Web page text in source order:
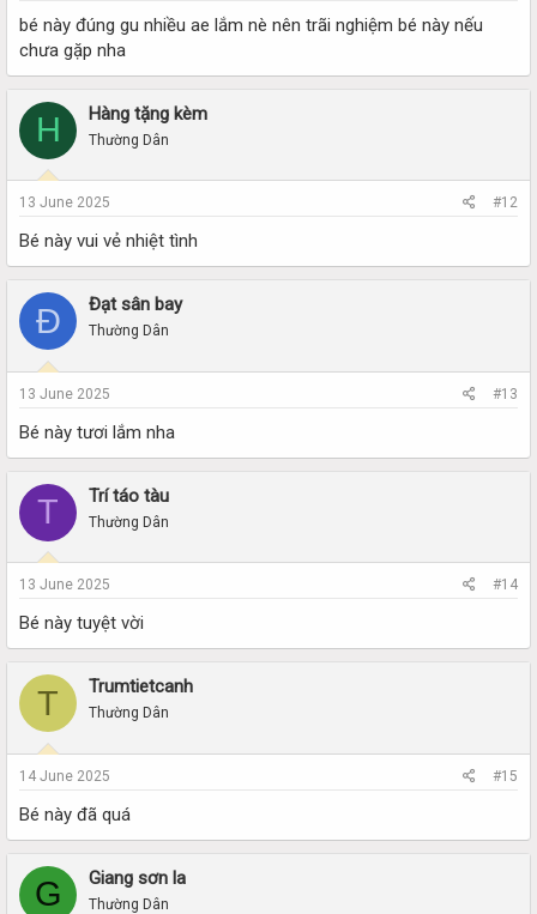
bé này đúng gu nhiều ae lắm nè nên trãi nghiệm bé này nếu
chưa gặp nha
H Hàng tặng kèm
Thường Dân
13 June 2025 #12
Bé này vui vẻ nhiệt tình
Đ Đạt sân bay
Thường Dân
13 June 2025 #13
Bé này tươi lắm nha
T Trí táo tàu
Thường Dân
13 June 2025 #14
Bé này tuyệt vời
T Trumtietcanh
Thường Dân
14 June 2025 #15
Bé này đã quá
G Giang sơn la
Thường Dân